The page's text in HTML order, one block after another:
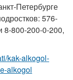
Петербурге
576-
8-800-200-0-200,
kak-alkogol-
alkogol